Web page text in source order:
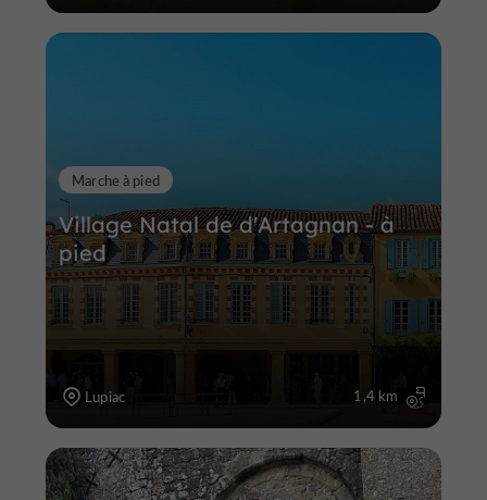
Village Natal de d'Artagnan - à
pied
Marche à pied
Lupiac 1,4 km